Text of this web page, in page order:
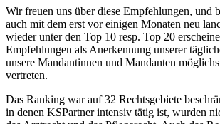
Wir freuen uns über diese Empfehlungen, und
auch mit dem erst vor einigen Monaten neu
wieder unter den Top 10 resp. Top 20
Empfehlungen als Anerkennung unserer
unsere Mandantinnen und Mandanten
vertreten.
Das Ranking war auf 32 Rechtsgebiete
in denen KSPartner intensiv tätig ist, wurden